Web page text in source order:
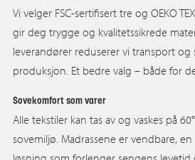
Vi velger FSC-sertifisert tre og OEKO
gir deg trygge og kvalitetssikrede
leverandører reduserer vi transport og
produksjon. Et bedre valg – både for
Sovekomfort som varer
Alle tekstiler kan tas av og vaskes på
sovemiljø. Madrassene er vendbare,